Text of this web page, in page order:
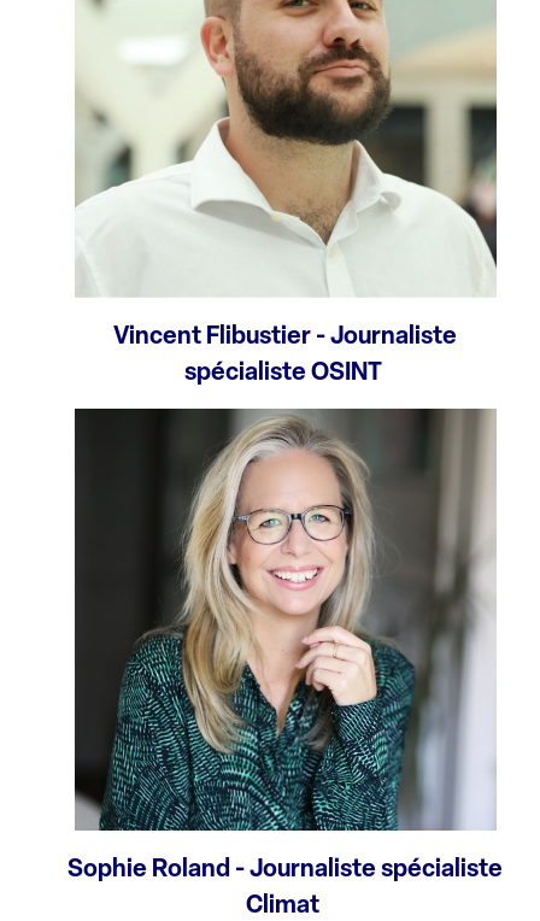
Vincent Flibustier - Journaliste
spécialiste OSINT
Sophie Roland - Journaliste spécialiste
Climat